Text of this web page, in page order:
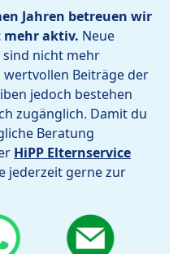
Jahren betreuen wir
mehr aktiv. Neue
nicht mehr
wertvollen Beiträge der
jedoch bestehen
zugänglich. Damit du
Beratung
HiPP Elternservice
jederzeit gerne zur